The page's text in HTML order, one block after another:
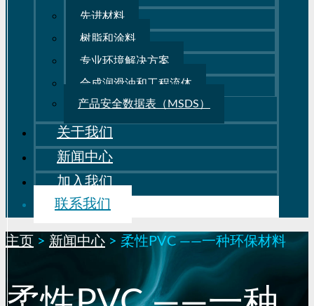
先进材料
树脂和涂料
专业环境解决方案
合成润滑油和工程流体
产品安全数据表（MSDS）
关于我们
新闻中心
加入我们
联系我们
主页 > 新闻中心 > 柔性PVC ——一种环保材料